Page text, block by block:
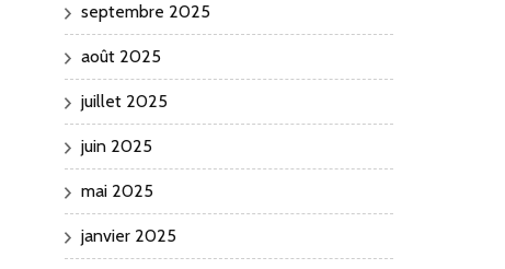
septembre 2025
août 2025
juillet 2025
juin 2025
mai 2025
janvier 2025